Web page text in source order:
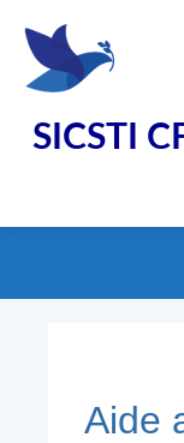
contenu
SICSTI
Aide